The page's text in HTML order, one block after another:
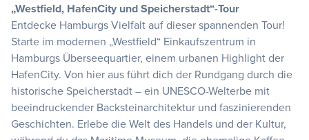
„Westfield, HafenCity und Speicherstadt“-Tour
Entdecke Hamburgs Vielfalt auf dieser spannenden Tour!
Starte im modernen „Westfield“ Einkaufszentrum in
Hamburgs Überseequartier, einem urbanen Highlight der
HafenCity. Von hier aus führt dich der Rundgang durch die
historische Speicherstadt – ein UNESCO-Welterbe mit
beeindruckender Backsteinarchitektur und faszinierenden
Geschichten. Erlebe die Welt des Handels und der Kultur,